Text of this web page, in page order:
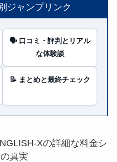
ジャンプリンク
🗣️ 口コミ・評判とリアル
な体験談
📝 まとめと最終チェック
Xの詳細な料金シ
真実